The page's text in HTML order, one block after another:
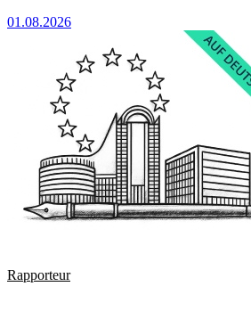
01.08.2026
Rapporteur